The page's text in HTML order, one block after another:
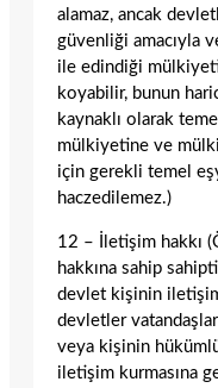
alamaz, ancak
güvenliği amacıyla
ile edindiği
koyabilir, bunun
kaynaklı olarak
mülkiyetine ve
için gerekli temel
haczedilemez.)
12 – İletişim hakkı
hakkına sahip
devlet kişinin iletişim
devletler
veya kişinin
iletişim kurmasına